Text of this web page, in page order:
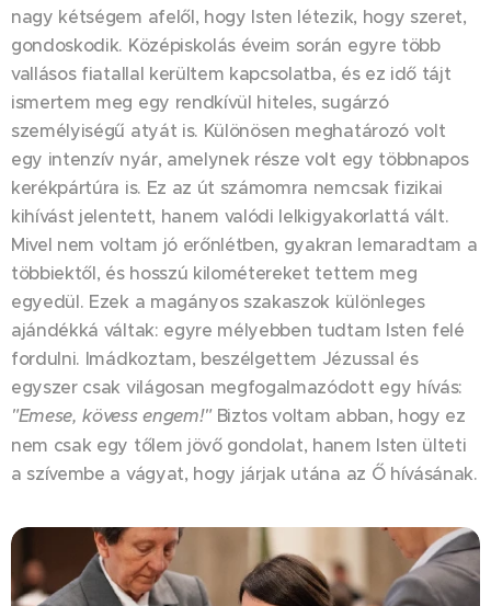
nagy kétségem afelől, hogy Isten létezik, hogy szeret,
gondoskodik. Középiskolás éveim során egyre több
vallásos fiatallal kerültem kapcsolatba, és ez idő tájt
ismertem meg egy rendkívül hiteles, sugárzó
személyiségű atyát is. Különösen meghatározó volt
egy intenzív nyár, amelynek része volt egy többnapos
kerékpártúra is. Ez az út számomra nemcsak fizikai
kihívást jelentett, hanem valódi lelkigyakorlattá vált.
Mivel nem voltam jó erőnlétben, gyakran lemaradtam a
többiektől, és hosszú kilométereket tettem meg
egyedül. Ezek a magányos szakaszok különleges
ajándékká váltak: egyre mélyebben tudtam Isten felé
fordulni. Imádkoztam, beszélgettem Jézussal és
egyszer csak világosan megfogalmazódott egy hívás:
"Emese, kövess engem!"Biztos voltam abban, hogy ez
nem csak egy tőlem jövő gondolat, hanem Isten ülteti
a szívembe a vágyat, hogy járjak utána az Ő hívásának.